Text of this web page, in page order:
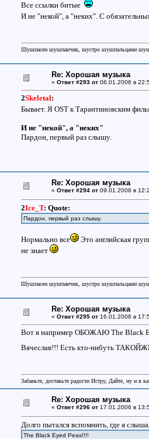
Все ссылки битые
И не "некой", а "неких". С
Шушпасен шушпанчик, шустро шушпальцами
Re: Хорошая музыка
« Ответ #293 от06.01.2006 в
2Skeletal:
Бывает. Я OST к Тарантиновским
И не "некой", а "неких"
Пардон, первый раз слышу.
Re: Хорошая музыка
« Ответ #294 от09.01.2006 в
2Ice_T: Quote:
Пардон, первый раз слышу.
Нормально все
Это английская
не знает
Шушпасен шушпанчик, шустро шушпальцами
Re: Хорошая музыка
« Ответ #295 от16.01.2006 в
Вот я например ОБОЖАЮ The Black
Вячеслав!!! Есть кто-нибуть
Забаньте, доставьте радости Истру, Дайте, ну и
Re: Хорошая музыка
« Ответ #296 от17.01.2006 в
Долго пытался вспомнить, где я
The Black Eyed Peas!!!!